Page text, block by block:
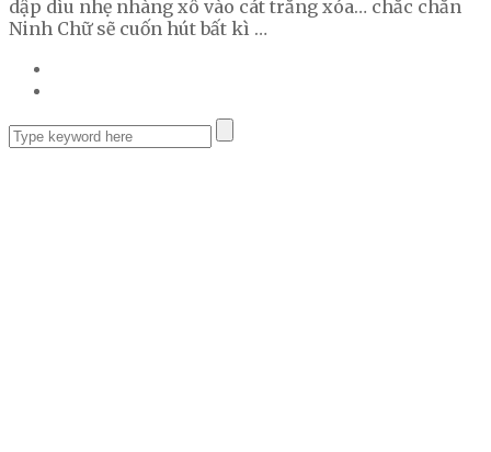
dập dìu nhẹ nhàng xô vào cát trắng xóa… chắc chắn
Ninh Chữ sẽ cuốn hút bất kì …